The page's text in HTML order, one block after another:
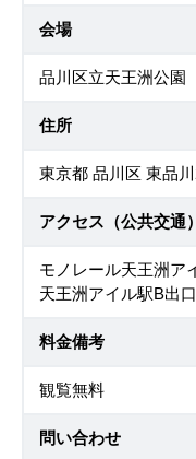
会場
品川区立天王洲公園
住所
東京都 品川区 東品
アクセス（公共交通）
モノレール天王洲ア
天王洲アイル駅B出
料金備考
観覧無料
問い合わせ